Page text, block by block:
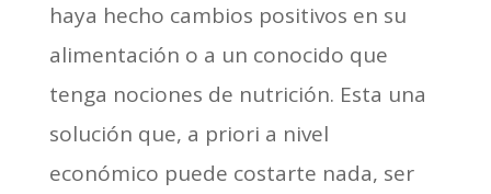
haya hecho cambios positivos en su
alimentación o a un conocido que
tenga nociones de nutrición. Esta una
solución que, a priori ­a nivel
económico­ puede costarte nada, ser